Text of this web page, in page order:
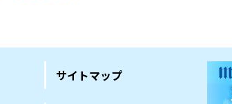
サイトマップ